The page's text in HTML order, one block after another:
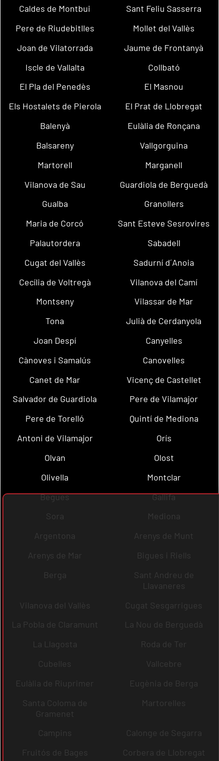
Caldes de Montbui
Sant Feliu Sasserra
Pere de Riudebitlles
Mollet del Vallès
Joan de Vilatorrada
Jaume de Frontanyà
Iscle de Vallalta
Collbató
El Pla del Penedès
El Masnou
Els Hostalets de Pierola
El Prat de Llobregat
Balenyà
Eulàlia de Ronçana
Balsareny
Vallgorguina
Martorell
Marganell
Vilanova de Sau
Guardiola de Berguedà
Gualba
Granollers
Maria de Corcó
Sant Esteve Sesrovires
Palautordera
Sabadell
Cugat del Vallès
Sadurní d´Anoia
Cecília de Voltregà
Vilanova del Camí
Montseny
Vilassar de Mar
Tona
Julià de Cerdanyola
Joan Despí
Canyelles
Cànoves i Samalús
Canovelles
Canet de Mar
Vicenç de Castellet
Salvador de Guardiola
Pere de Vilamajor
Pere de Torelló
Quintí de Mediona
Antoni de Vilamajor
Orís
Olvan
Olost
Olivella
Montclar
Begues
Gallifa
Sora
Mediona
Argentona
Arenys de Munt
Arenys de Mar
Bigues i Riells
Berga
Sant Andreu de
Llavaneres
Vilanova del Vallès
Cugat Sesgarrigues
La Pobla de Claramunt
La Nou de Berguedà
La Llagosta
Roda de Ter
Cubelles
Vallcebre
Eulàlia de Riuprimer
Eugènia de Berga
Santa Coloma de
Gramenet
Martorelles
Campins
Calonge de Segarra
Fruitós de Bages
Corbera de Llobregat